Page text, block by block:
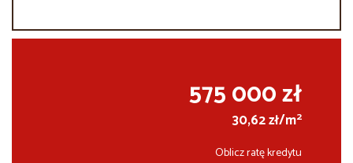
575 000 zł
30,62 zł/m2
Oblicz ratę kredytu